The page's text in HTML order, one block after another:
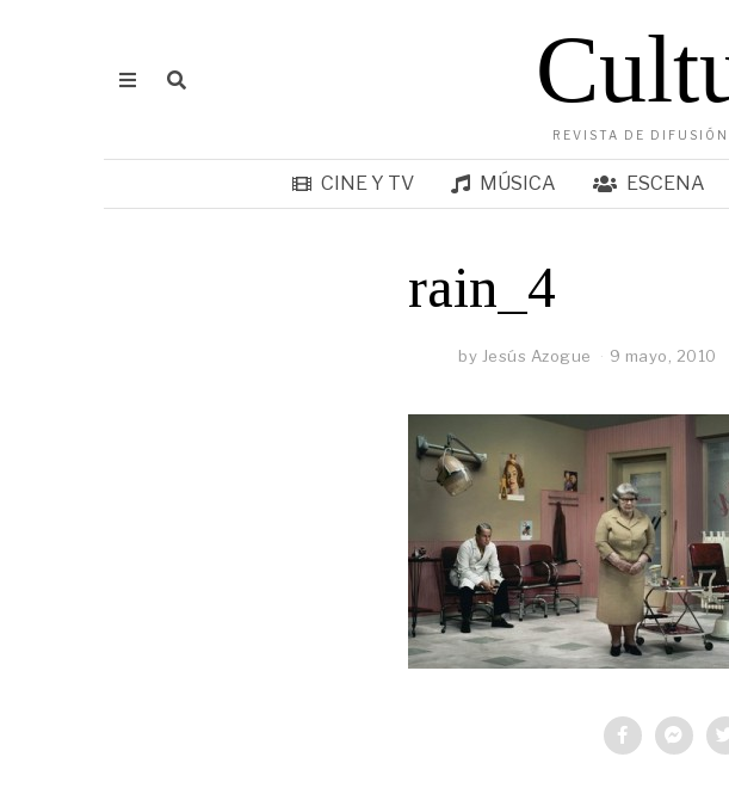
REVISTA DE
CINE Y TV MÚSICA ESCENA
rain_4
by Jesús Azogue 9 mayo, 2010